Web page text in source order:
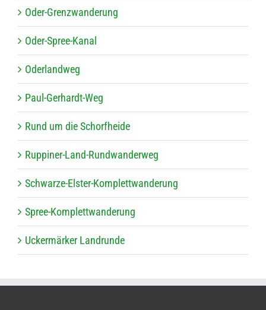
Oder-Grenz­wan­de­rung
Oder-Spree-Kanal
Oder­land­weg
Paul-Ger­hardt-Weg
Rund um die Schorfheide
Rup­pi­ner-Land-Rund­wan­der­weg
Schwarze-Els­ter-Kom­plett­wan­de­rung
Spree-Kom­plett­wan­de­rung
Ucker­mär­ker Landrunde